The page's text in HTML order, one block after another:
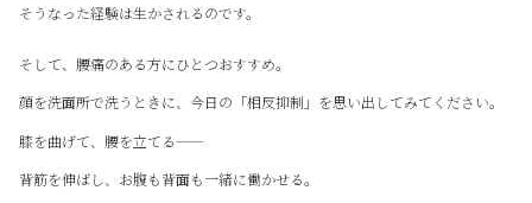
そうなった経験は生かされるのです。
そして、腰痛のある方にひとつおすすめ。
顔を洗面所で洗うときに、今日の「相反抑制」を思い出してみてください。
膝を曲げて、腰を立てる——
背筋を伸ばし、お腹も背面も一緒に働かせる。